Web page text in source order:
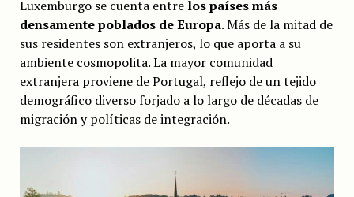
Luxemburgo se cuenta entre los países más
densamente poblados de Europa. Más de la mitad de
sus residentes son extranjeros, lo que aporta a su
ambiente cosmopolita. La mayor comunidad
extranjera proviene de Portugal, reflejo de un tejido
demográfico diverso forjado a lo largo de décadas de
migración y políticas de integración.